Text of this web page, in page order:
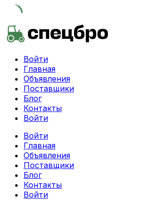
Skip
to
Войти
Главная
Объявления
Поставщики
Блог
Контакты
Войти
Войти
Главная
Объявления
Поставщики
Блог
Контакты
Войти